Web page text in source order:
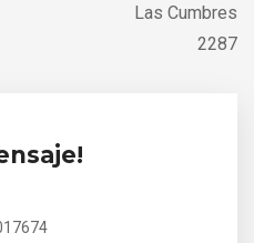
Las Cumbres
2287